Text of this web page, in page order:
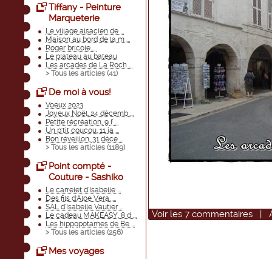
Tiffany - Peinture
Marqueterie
Le village alsacien de ...
Maison au bord de la m ...
Roger bricole.....
Le plateau au bateau
Les arcades de La Roch ...
> Tous les articles (41)
De moi à vous!
Voeux 2023
Joyeux Noël, 24 décemb ...
Petite récréation, 9 f ...
Un p'tit coucou, 11 ja ...
Bon réveillon, 31 déce ...
> Tous les articles (1189)
Point compté -
Couture - Sashiko
Le carrelet d'Isabelle ...
Des fils d'Aloe Vera, ...
SAL d'Isabelle Vautier ...
Le cadeau MAKEASY, 8 d ...
Les hippopotames de Be ...
> Tous les articles (256)
Mes voyages
Voir les 7 commentaires